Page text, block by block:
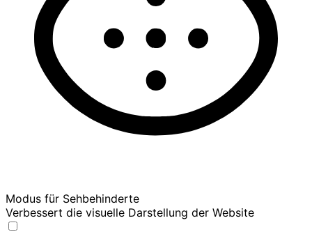
Modus für Sehbehinderte
Verbessert die visuelle Darstellung der Website